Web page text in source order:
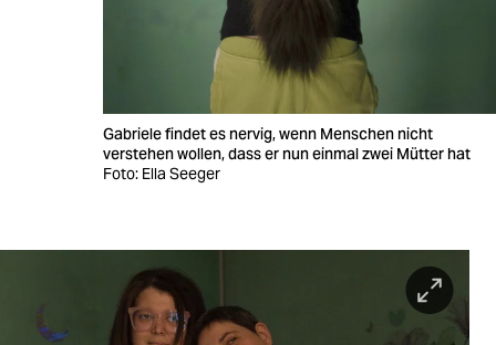
Gabriele findet es nervig, wenn Menschen nicht
verstehen wollen, dass er nun einmal zwei Mütter hat
Foto: Ella Seeger